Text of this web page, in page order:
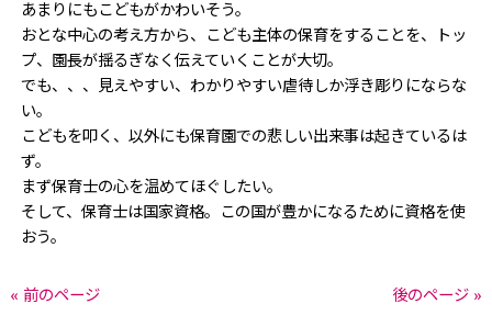
あまりにもこどもがかわいそう。
おとな中心の考え方から、こども主体の保育をすることを、トッ
プ、園長が揺るぎなく伝えていくことが大切。
でも、、、見えやすい、わかりやすい虐待しか浮き彫りにならな
い。
こどもを叩く、以外にも保育園での悲しい出来事は起きているは
ず。
まず保育士の心を温めてほぐしたい。
そして、保育士は国家資格。この国が豊かになるために資格を使
おう。
« 前のページ 後のページ »